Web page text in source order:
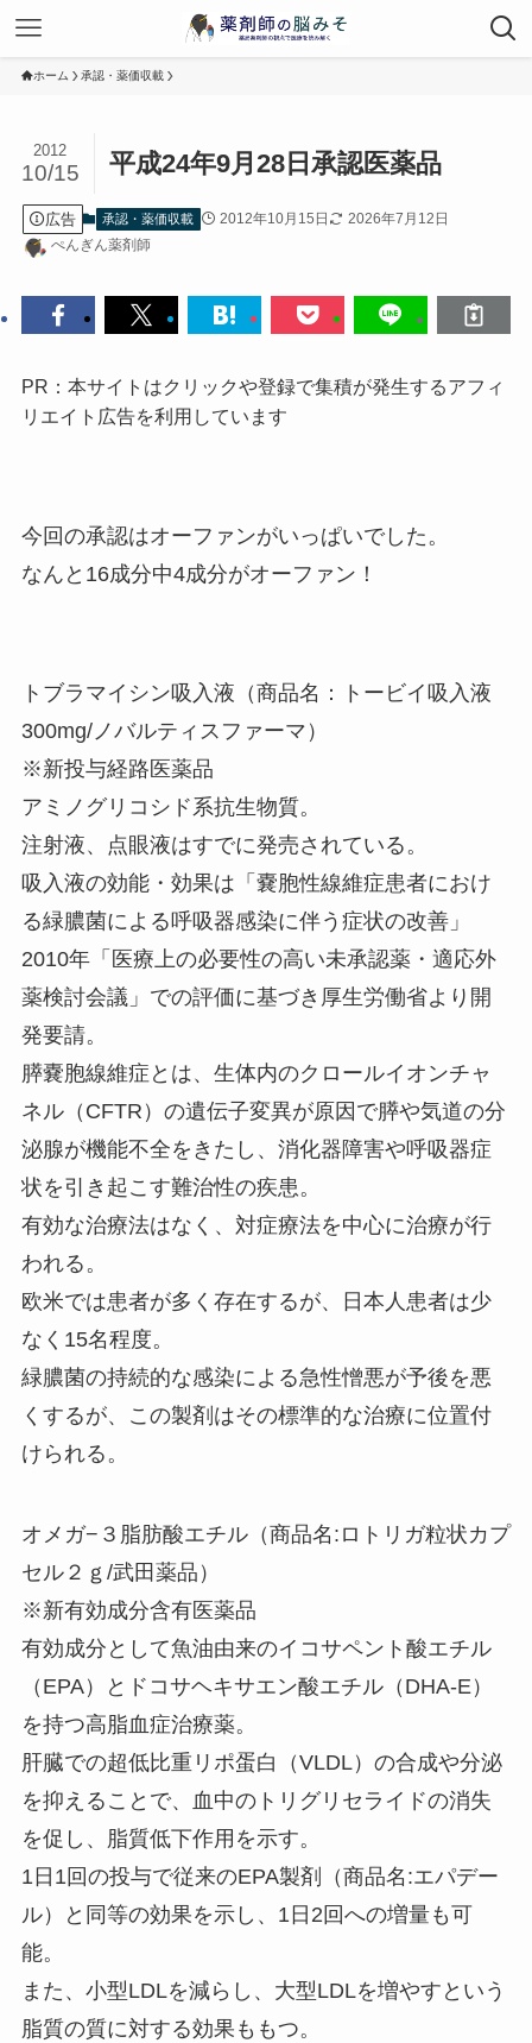
ホーム 承認・薬価収載
平成24年9月28日承認医薬品
2012
10/15
広告 承認・薬価収載 2012年10月15日
2026年7月12日
ぺんぎん薬剤師
PR：本サイトはクリックや登録で集積が発生するアフィ
リエイト広告を利用しています
今回の承認はオーファンがいっぱいでした。
なんと16成分中4成分がオーファン！
トブラマイシン吸入液（商品名：トービイ吸入液
300mg/ノバルティスファーマ）
※新投与経路医薬品
アミノグリコシド系抗生物質。
注射液、点眼液はすでに発売されている。
吸入液の効能・効果は「嚢胞性線維症患者におけ
る緑膿菌による呼吸器感染に伴う症状の改善」
2010年「医療上の必要性の高い未承認薬・適応外
薬検討会議」での評価に基づき厚生労働省より開
発要請。
膵嚢胞線維症とは、生体内のクロールイオンチャ
ネル（CFTR）の遺伝子変異が原因で膵や気道の分
泌腺が機能不全をきたし、消化器障害や呼吸器症
状を引き起こす難治性の疾患。
有効な治療法はなく、対症療法を中心に治療が行
われる。
欧米では患者が多く存在するが、日本人患者は少
なく15名程度。
緑膿菌の持続的な感染による急性憎悪が予後を悪
くするが、この製剤はその標準的な治療に位置付
けられる。
オメガ−３脂肪酸エチル（商品名:ロトリガ粒状カプ
セル２ｇ/武田薬品）
※新有効成分含有医薬品
有効成分として魚油由来のイコサペント酸エチル
（EPA）とドコサヘキサエン酸エチル（DHA-E）
を持つ高脂血症治療薬。
肝臓での超低比重リポ蛋白（VLDL）の合成や分泌
を抑えることで、血中のトリグリセライドの消失
を促し、脂質低下作用を示す。
1日1回の投与で従来のEPA製剤（商品名:エパデー
ル）と同等の効果を示し、1日2回への増量も可
能。
また、小型LDLを減らし、大型LDLを増やすという
脂質の質に対する効果ももつ。